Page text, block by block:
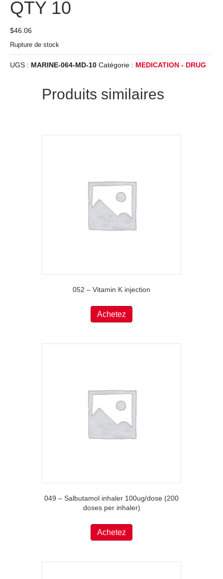
QTY 10
$46.06
Rupture de stock
UGS : MARINE-064-MD-10 Catégorie : MEDICATION - DRUG
Produits similaires
052 – Vitamin K injection
Achetez
049 – Salbutamol inhaler 100ug/dose (200
doses per inhaler)
Achetez